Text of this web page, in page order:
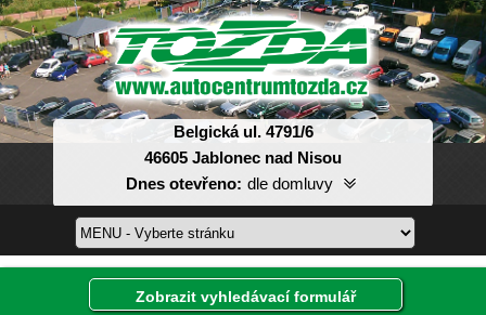
Belgická ul. 4791/6
46605 Jablonec nad Nisou
Dnes otevřeno: dle domluvy
Pondělí:
08:00-17:00
Úterý:
08:00-17:00
Středa:
08:00-17:00
Čtvrtek:
08:00-17:00
Zobrazit vyhledávací formulář